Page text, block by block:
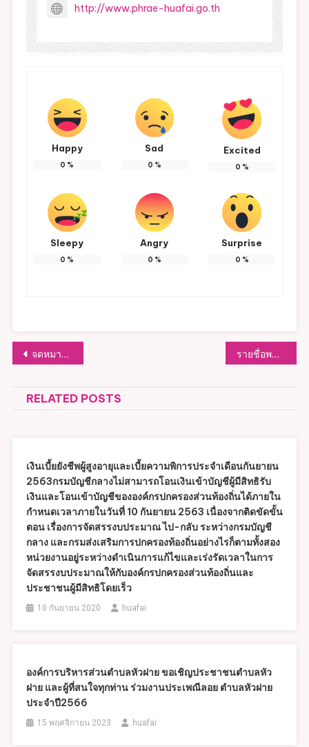
http://www.phrae-huafai.go.th
Happy
0 %
Sad
0 %
Excited
0 %
Sleepy
0 %
Angry
0 %
Surprise
0 %
แนะแนว
เรื่อง
จดหมายข่าวงานประชาสัมพัธ์ อบต.หัวฝาย (E-Book) รายชื่อพนักงานส่วนตำบลผู้ที่มีผลการประเมินดีเด่น
RELATED POSTS
เงินเบี้ยยังชีพผู้สูงอายุและเบี้ยความพิการประจำเดือนกันยายน
2563กรมบัญชีกลางไม่สามารถโอนเงินเข้าบัญชีผู้มีสิทธิรับ
เงินและโอนเข้าบัญชีขององค์กรปกครองส่วนท้องถิ่นได้ภายใน
กำหนดเวลาภายในวันที่ 10 กันยายน 2563 เนื่องจากติดขัดขั้น
ตอน เรื่องการจัดสรรงบประมาณ ไป-กลับ ระหว่างกรมบัญชี
กลาง และกรมส่งเสริมการปกครองท้องถิ่นอย่างไรก็ตามทั้งสอง
หน่วยงานอยู่ระหว่างดำเนินการแก้ไขและเร่งรัดเวลาในการ
จัดสรรงบประมาณให้กับองค์กรปกครองส่วนท้องถิ่นและ
ประชาชนผู้มีสิทธิโดยเร็ว
10 กันยายน 2020 huafai
องค์การบริหารส่วนตำบลหัวฝาย ขอเชิญประชาชนตำบลหัว
ฝาย และผู้ที่สนใจทุกท่าน ร่วมงานประเพณีลอย ตำบลหัวฝาย
ประจำปี2566
15 พฤศจิกายน 2023 huafai